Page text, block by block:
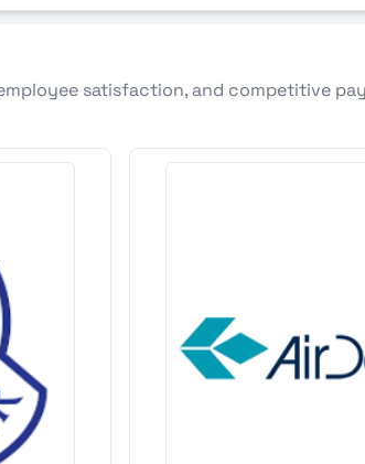
satisfaction, and competitive